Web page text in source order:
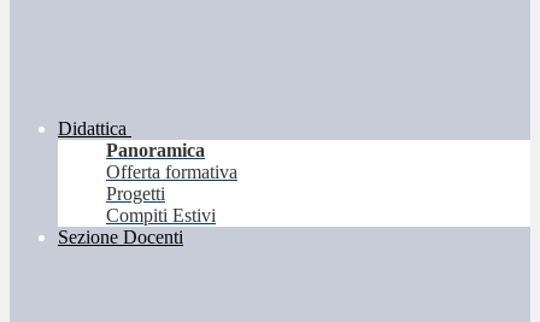
Didattica
Panoramica
Offerta formativa
Progetti
Compiti Estivi
Sezione Docenti